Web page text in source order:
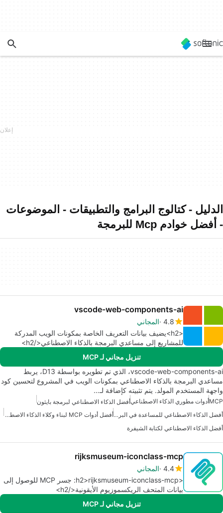
الدليل - كتالوج البرامج والتطبيقات - الموضوعات
- أفضل خوادم Mcp للبرمجة
vscode-web-components-ai
4.8 المجاني
<h2>يضيف بيانات التعريف الخاصة بمكونات الويب المدركة
للمشاريع إلى مساعدي البرمجة بالذكاء الاصطناعي</h2>
تنزيل مجاني لـ MCP
vscode-web-components-ai، الذي تم تطويره بواسطة D13، يربط
مساعدي البرمجة بالذكاء الاصطناعي بمكونات الويب في المشروع لتحسين كود
واجهة المستخدم المولد. يتم تثبيته كإضافة لـ…
MCPأدوات مطوري الذكاء الاصطناعيأفضل الذكاء الاصطناعي لبرمجة بايثون
أفضل الذكاء الاصطناعي للمساعدة في البرمجة
أفضل أدوات MCP لبناء وكلاء الذكاء الاصطناعي
أفضل الذكاء الاصطناعي لكتابة الشيفرة
rijksmuseum-iconclass-mcp
4.4 المجاني
<h2>rijksmuseum-iconclass-mcp: جسر MCP للوصول إلى
بيانات المتحف الريكسموزيوم الأيقونية</h2>
تنزيل مجاني لـ MCP